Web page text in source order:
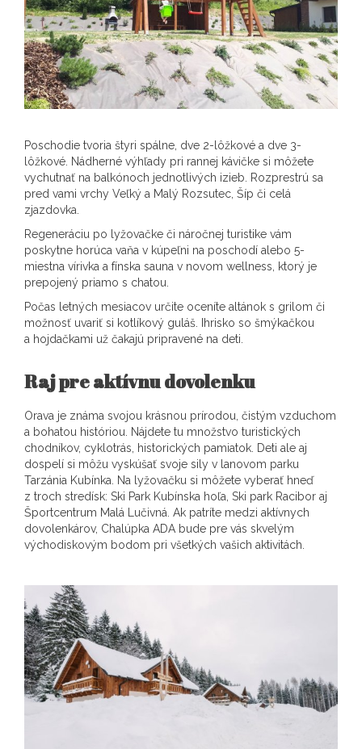
Poschodie tvoria štyri spálne, dve 2-lôžkové a dve 3-
lôžkové. Nádherné výhľady pri rannej kávičke si môžete
vychutnať na balkónoch jednotlivých izieb. Rozprestrú sa
pred vami vrchy Veľký a Malý Rozsutec, Šíp či celá
zjazdovka.
Regeneráciu po lyžovačke či náročnej turistike vám
poskytne horúca vaňa v kúpeľni na poschodí alebo 5-
miestna vírivka a fínska sauna v novom wellness, ktorý je
prepojený priamo s chatou.
Počas letných mesiacov určite oceníte altánok s grilom či
možnosť uvariť si kotlíkový guláš. Ihrisko so šmýkačkou
a hojdačkami už čakajú pripravené na deti.
Raj pre aktívnu dovolenku
Orava je známa svojou krásnou prírodou, čistým vzduchom
a bohatou históriou. Nájdete tu množstvo turistických
chodníkov, cyklotrás, historických pamiatok. Deti ale aj
dospelí si môžu vyskúšať svoje sily v lanovom parku
Tarzánia Kubínka. Na lyžovačku si môžete vyberať hneď
z troch stredísk: Ski Park Kubínska hoľa, Ski park Racibor aj
Športcentrum Malá Lučivná. Ak patríte medzi aktívnych
dovolenkárov, Chalúpka ADA bude pre vás skvelým
východiskovým bodom pri všetkých vašich aktivitách.